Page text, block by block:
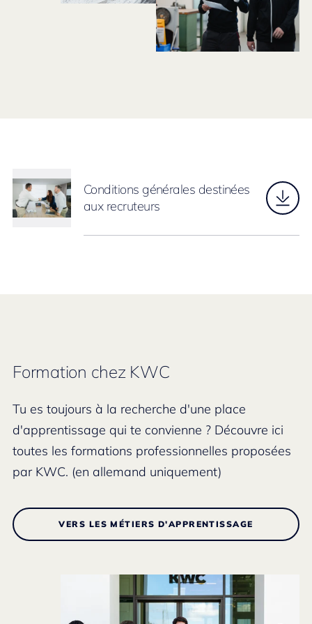
Conditions générales destinées
aux recruteurs
Formation chez KWC
Tu es toujours à la recherche d'une place
d'apprentissage qui te convienne ? Découvre ici
toutes les formations professionnelles proposées
par KWC. (en allemand uniquement)
VERS LES MÉTIERS D'APPRENTISSAGE